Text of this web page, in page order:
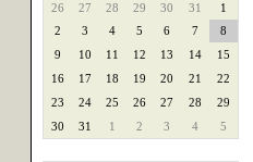
26 27 28 29 30 31
1
2
3 4 5 6 7
8
9
10 11 12 13 14
15
16
17 18 19 20 21
22
23
24 25 26 27 28
29
30
31 1 2 3 4 5